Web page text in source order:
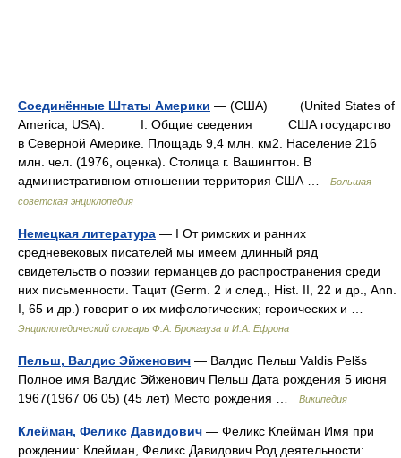
Соединённые Штаты Америки — (США) (United States of
America, USA). I. Общие сведения США государство
в Северной Америке. Площадь 9,4 млн. км2. Население 216
млн. чел. (1976, оценка). Столица г. Вашингтон. В
административном отношении территория США …
Большая
советская энциклопедия
Немецкая литература — I От римских и ранних
средневековых писателей мы имеем длинный ряд
свидетельств о поэзии германцев до распространения среди
них письменности. Тацит (Germ. 2 и след., Hist. II, 22 и др., Ann.
I, 65 и др.) говорит о их мифологических; героических и …
Энциклопедический словарь Ф.А. Брокгауза и И.А. Ефрона
Пельш, Валдис Эйженович — Валдис Пельш Valdis Pelšs
Полное имя Валдис Эйженович Пельш Дата рождения 5 июня
1967(1967 06 05) (45 лет) Место рождения …
Википедия
Клейман, Феликс Давидович — Феликс Клейман Имя при
рождении: Клейман, Феликс Давидович Род деятельности: